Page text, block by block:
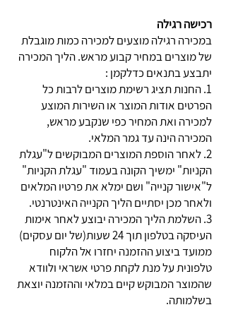
רכישה רגילה
במכירה רגילה מוצעים למכירה כמות מוגבלת
של מוצרים במחיר קבוע מראש. הליך המכירה
יתבצע בתנאים כדלקמן :
1. החנות תציג רשימת מוצרים לרבות כל
הפרטים אודות המוצר או השירות המוצע
למכירה ואת המחיר כפי שנקבע מראש,
המכירה הינה עד גמר המלאי.
2. לאחר הוספת המוצרים המבוקשים ל"עגלת
הקניות" ימשיך הקונה בעמוד "עגלת הקניות"
ל"אישור קנייה" ושם ימלא את פרטיו המלאים
ולאחר מכן יסתיים הליך הקנייה האינטרנטי.
3. השלמת הליך המכירה יבוצע לאחר אימות
העיסקה בטלפון תוך 24 שעות(של יום עסקים)
ממועד ביצוע ההזמנה יחזרו אל הלקוח
טלפונית על מנת לקחת פרטי אשראי ולוודא
שהמוצר המבוקש קיים במלאי וההזמנה יוצאת
בשלמותה.